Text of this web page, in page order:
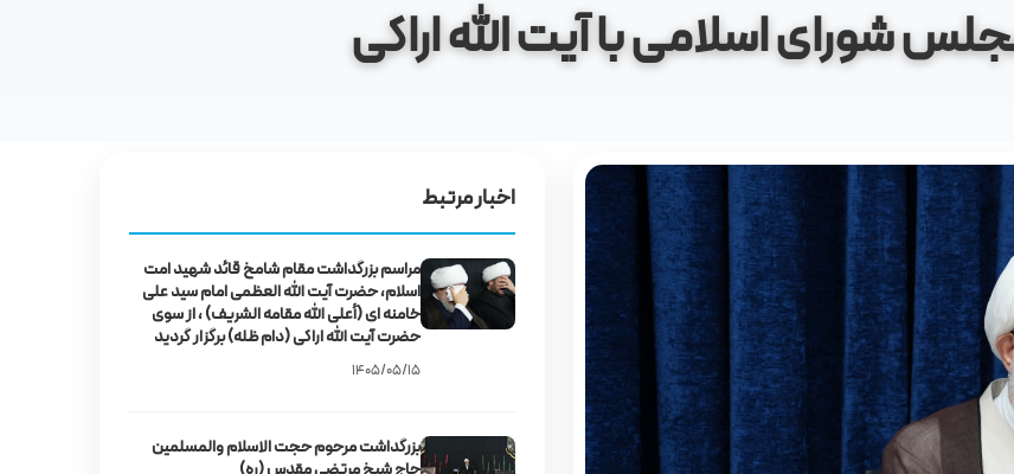
شورای اسلامی با آیت‌ الله اراکی
اخبار مرتبط
مراسم بزرگداشت مقام شامخ قائد شهید امت
اسلام، حضرت آیت‌ الله العظمی امام سید علی
خامنه‌ ای (أعلى الله مقامه الشريف) ، از سوی
حضرت آیت‌ الله اراکی (دام ظله) برگزار گردید
۱۴۰۵/۰۵/۱۵
بزرگداشت مرحوم حجت‌ الاسلام والمسلمین